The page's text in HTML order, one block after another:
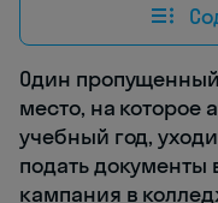
Один
место, на которое
учебный год,
подать
кампания в